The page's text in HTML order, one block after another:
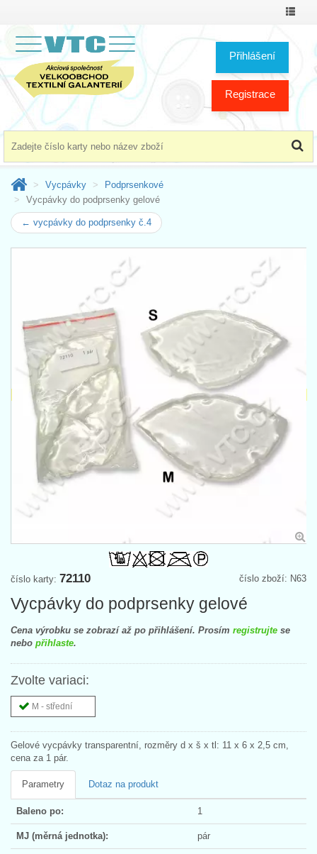
Přihlášení
Registrace
Vycpávky
Podprsenkové
Vycpávky do podprsenky gelové
← vycpávky do podprsenky č.4
číslo zboží: N63
číslo karty: 72110
Vycpávky do podprsenky gelové
Cena výrobku se zobrazí až po přihlášení. Prosím registrujte se
nebo přihlaste.
Zvolte variaci:
M - střední
Gelové vycpávky transparentní, rozměry d x š x tl: 11 x 6 x 2,5 cm,
cena za 1 pár.
Parametry Dotaz na produkt
Baleno po: 1
MJ (měrná jednotka): pár